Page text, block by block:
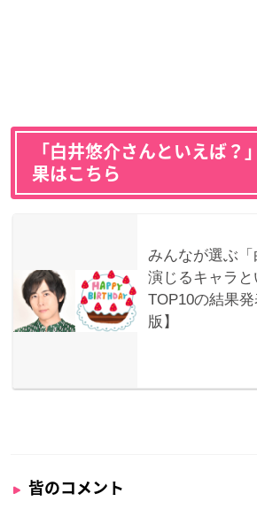
「白井悠介さんといえば？
果はこちら
皆のコメント